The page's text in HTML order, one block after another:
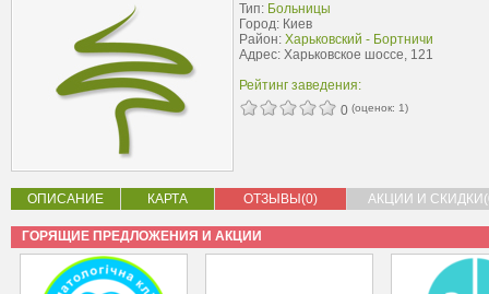
Тип: Больницы
Город: Киев
Район: Харьковский - Бортничи
Адрес: Харьковское шоссе, 121
Рейтинг заведения:
0 (оценок: 1)
ОПИСАНИЕ КАРТА ОТЗЫВЫ(0) АКЦИИ И
ГОРЯЩИЕ ПРЕДЛОЖЕНИЯ И АКЦИИ